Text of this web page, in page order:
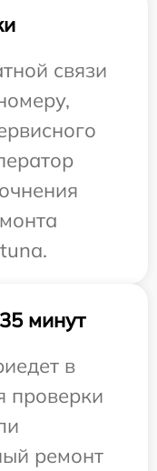
связи
минут
в
проверки
ремонт